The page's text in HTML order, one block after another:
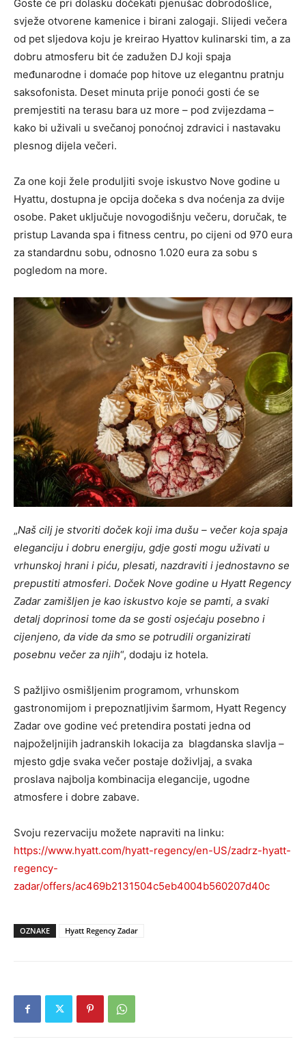
Goste će pri dolasku dočekati pjenušac dobrodošlice,
svježe otvorene kamenice i birani zalogaji. Slijedi večera
od pet sljedova koju je kreirao Hyattov kulinarski tim, a za
dobru atmosferu bit će zadužen DJ koji spaja
međunarodne i domaće pop hitove uz elegantnu pratnju
saksofonista. Deset minuta prije ponoći gosti će se
premjestiti na terasu bara uz more – pod zvijezdama –
kako bi uživali u svečanoj ponoćnoj zdravici i nastavaku
plesnog dijela večeri.
Za one koji žele produljiti svoje iskustvo Nove godine u
Hyattu, dostupna je opcija dočeka s dva noćenja za dvije
osobe. Paket uključuje novogodišnju večeru, doručak, te
pristup Lavanda spa i fitness centru, po cijeni od 970 eura
za standardnu sobu, odnosno 1.020 eura za sobu s
pogledom na more.
„Naš cilj je stvoriti doček koji ima dušu – večer koja spaja
eleganciju i dobru energiju, gdje gosti mogu uživati u
vrhunskoj hrani i piću, plesati, nazdraviti i jednostavno se
prepustiti atmosferi. Doček Nove godine u Hyatt Regency
Zadar zamišljen je kao iskustvo koje se pamti, a svaki
detalj doprinosi tome da se gosti osjećaju posebno i
cijenjeno, da vide da smo se potrudili organizirati
posebnu večer za njih“, dodaju iz hotela.
S pažljivo osmišljenim programom, vrhunskom
gastronomijom i prepoznatljivim šarmom, Hyatt Regency
Zadar ove godine već pretendira postati jedna od
najpoželjnijih jadranskih lokacija za blagdanska slavlja –
mjesto gdje svaka večer postaje doživljaj, a svaka
proslava najbolja kombinacija elegancije, ugodne
atmosfere i dobre zabave.
Svoju rezervaciju možete napraviti na linku:
https://www.hyatt.com/hyatt-regency/en-US/zadrz-hyatt-
regency-
zadar/offers/ac469b2131504c5eb4004b560207d40c
OZNAKE Hyatt Regency Zadar